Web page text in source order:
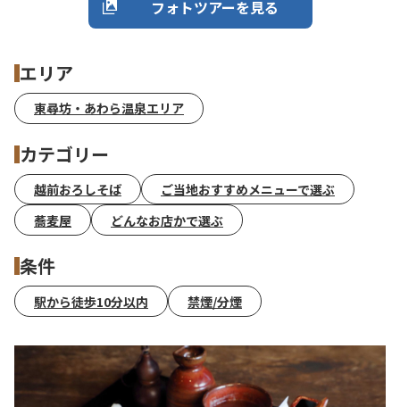
フォトツアーを見る
エリア
東尋坊・あわら温泉エリア
カテゴリー
越前おろしそば
ご当地おすすめメニューで選ぶ
蕎麦屋
どんなお店かで選ぶ
条件
駅から徒歩10分以内 禁煙/分煙